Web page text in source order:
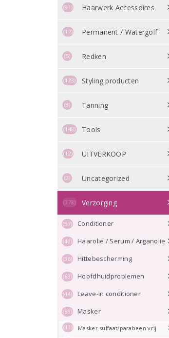
Haarwerk Accessoires
(91)
Permanent / Watergolf
(17)
Redken
(5)
Styling producten
(123)
Tanning
(8)
Tools
(148)
UITVERKOOP
(12)
Uncategorized
(3)
Verzorging
(378)
Conditioner
(67)
Haarolie / Serum / Arganolie
(40)
Hittebescherming
(36)
Hoofdhuidproblemen
(63)
Leave-in conditioner
(44)
Masker
(59)
Masker sulfaat/parabeen vrij
(11)